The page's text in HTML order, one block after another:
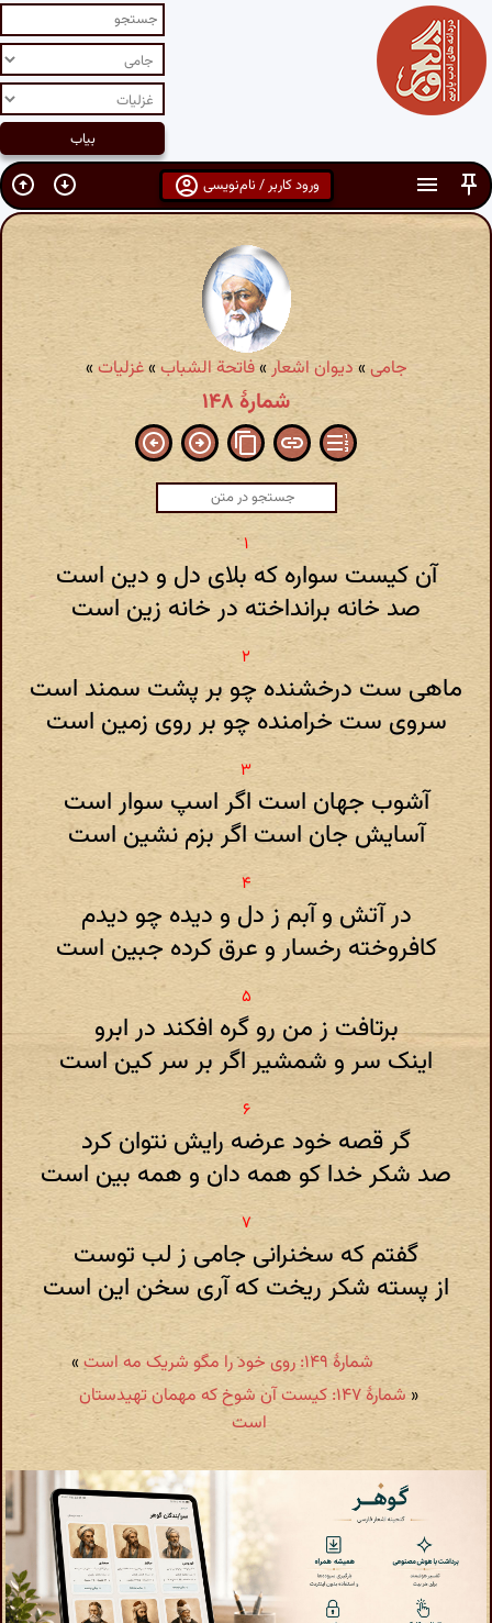
ورود کاربر / نام‌نویسی
جامی» دیوان اشعار»فاتحة الشباب»غزلیات»
شمارهٔ ۱۴۸
آن کیست سواره که بلای دل و دین است
صد خانه برانداخته در خانه زین است
ماهی ست درخشنده چو بر پشت سمند است
سروی ست خرامنده چو بر روی زمین است
آشوب جهان است اگر اسپ سوار است
آسایش جان است اگر بزم نشین است
در آتش و آبم ز دل و دیده چو دیدم
کافروخته رخسار و عرق کرده جبین است
برتافت ز من رو گره افکند در ابرو
اینک سر و شمشیر اگر بر سر کین است
گر قصه خود عرضه رایش نتوان کرد
صد شکر خدا کو همه دان و همه بین است
گفتم که سخنرانی جامی ز لب توست
از پسته شکر ریخت که آری سخن این است
شمارهٔ ۱۴۹: روی خود را مگو شریک مه است
»
«
شمارهٔ ۱۴۷: کیست آن شوخ که مهمان تهیدستان
است